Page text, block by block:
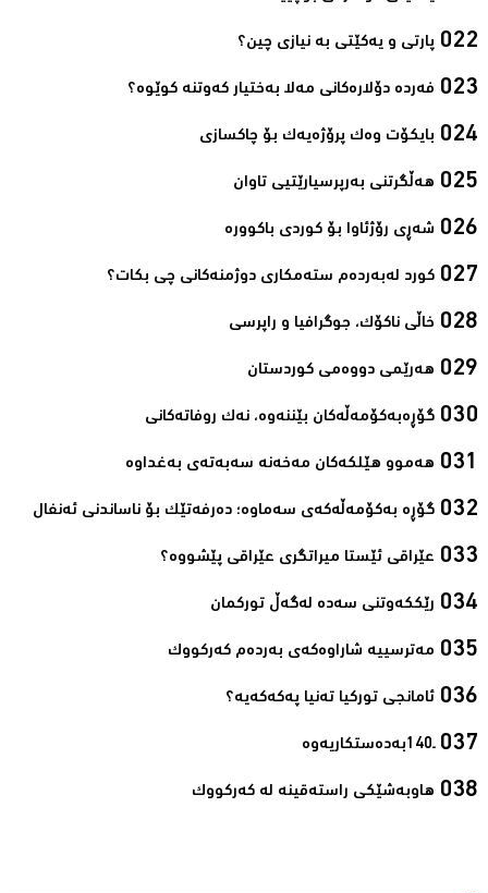
پارتی و یه‌كێتی به‌ نیازی چین؟‌
فەردە دۆلارەکانی مەلا بەختیار کەوتنە کوێوە؟‌
بایكۆت وەك پرۆژەیەك بۆ چاكسازی‌
هه‌ڵگرتنى به‌رپرسیارێتیى تاوان‌
شەڕی رۆژئاوا بۆ كوردی باكوورە‌
كورد له‌به‌رده‌م سته‌مكاری دوژمنه‌كانی چی بكات؟‌
خاڵی ناكۆك، جوگرافیا و راپرسی‌
هەرێمی دووەمی كوردستان‌
گۆڕەبەكۆمەڵەكان بێننەوە، نەك روفاتەكانی‌
هەموو هێلكەكان مەخەنە سەبەتەی بەغداوە‌
گۆڕە بەكۆمەڵەكەی سەماوە؛ دەرفەتێك بۆ ناساندنی ئەنفال‌
عێراقی ئێستا میراتگری عێراقی پێشووە؟‌
رێككەوتنی سەدە لەگەڵ توركمان‌
مەترسییە شاراوەكەی بەردەم كەركووك‌
ئامانجی توركیا تەنیا پەكەكەیە؟‌
ـ140به‌ده‌ستكاریه‌وه‌‌
هاوبەشێكی راستەقینە لە كەركووك‌